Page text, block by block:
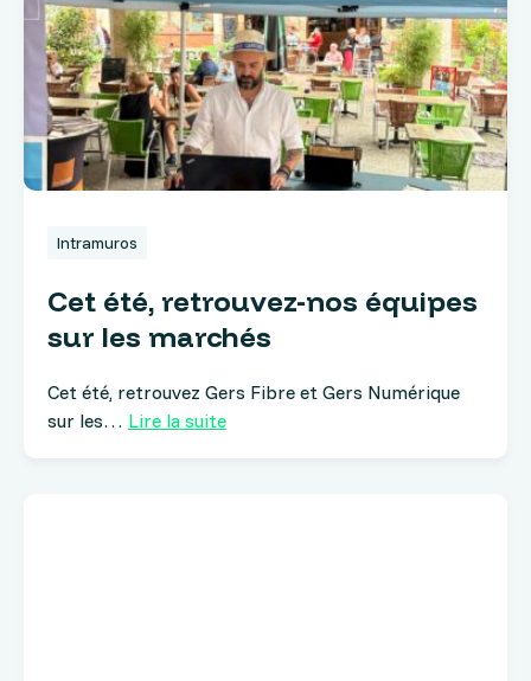
Intramuros
Cet été, retrouvez-nos équipes
sur les marchés
Cet été, retrouvez Gers Fibre et Gers Numérique
sur les… Lire la suite